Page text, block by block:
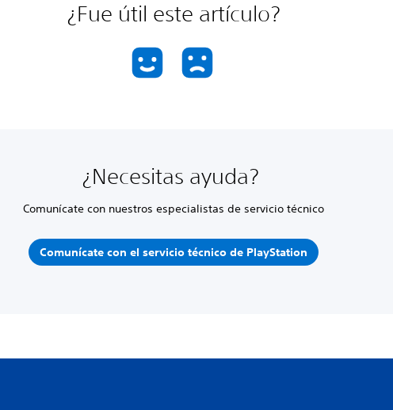
¿Fue útil este artículo?
¿Necesitas ayuda?
Comunícate con nuestros especialistas de servicio técnico
Comunícate con el servicio técnico de PlayStation